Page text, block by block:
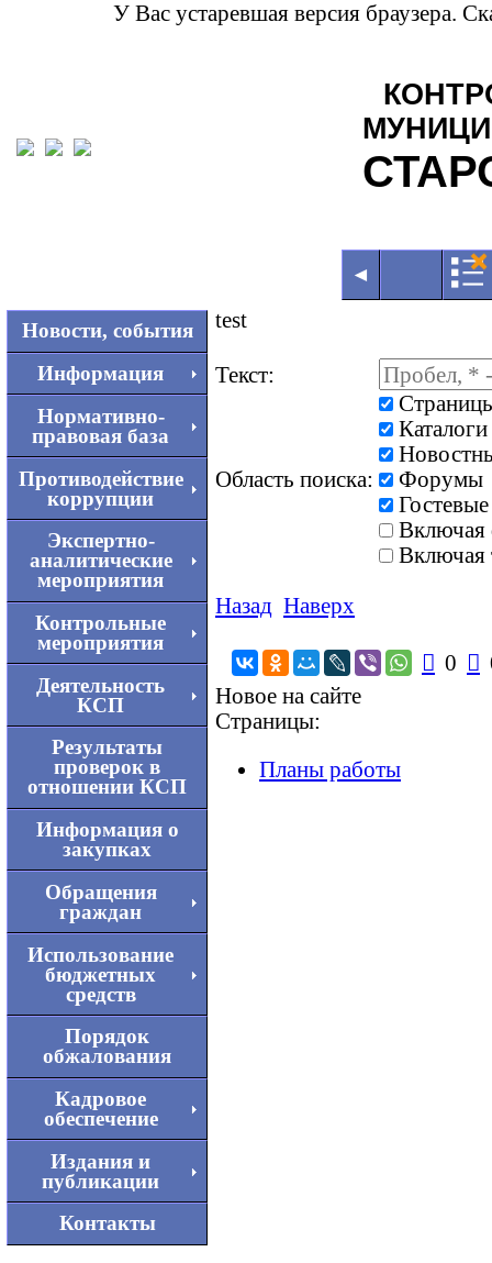
У Вас устаревшая версия браузера.
◄
Новости, события
Информация
Нормативно-
правовая база
Противодействие
коррупции
Экспертно-
аналитические
мероприятия
Контрольные
мероприятия
Деятельность
КСП
Результаты
проверок в
отношении КСП
Информация о
закупках
Обращения
граждан
Использование
бюджетных
средств
Порядок
обжалования
Кадровое
обеспечение
Издания и
публикации
Контакты
test
Текст:
Область поиска:
Каталоги
Форумы
Включая
Включая
Назад Наверх
 0 
Новое на сайте
Страницы:
Планы работы